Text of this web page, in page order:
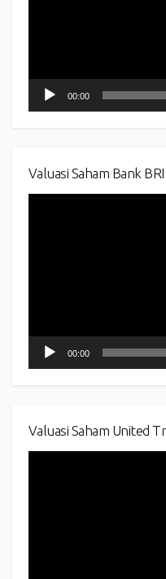
00:00
Valuasi Saham Bank
00:00
Valuasi Saham United